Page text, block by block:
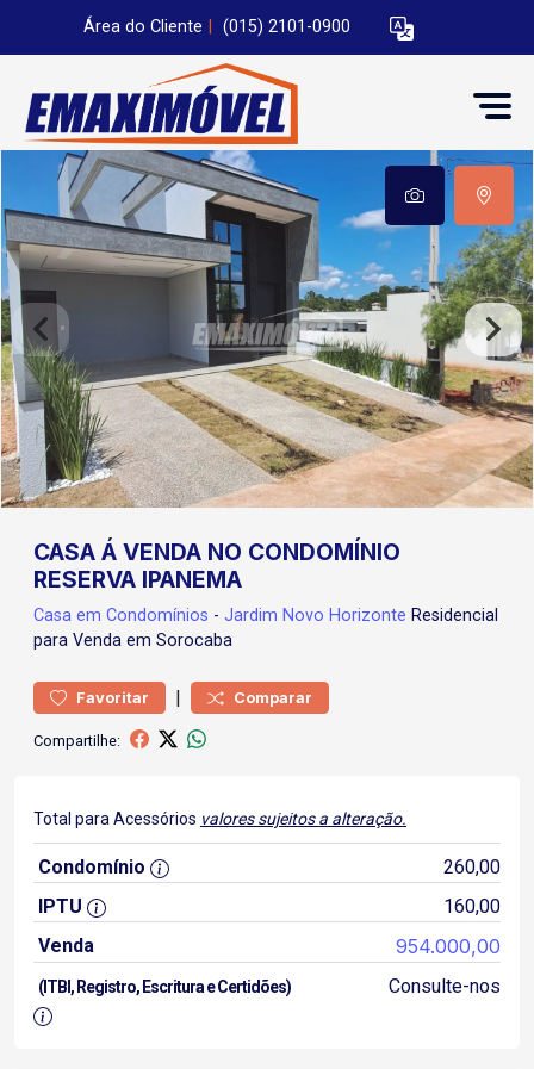
Área do Cliente (015) 2101-0900
CASA Á VENDA NO CONDOMÍNIO
RESERVA IPANEMA
Casa em Condomínios - Jardim Novo Horizonte Residencial
para Venda em Sorocaba
Favoritar | Comparar
Compartilhe:
Total para Acessórios valores sujeitos a alteração.
Condomínio
260,00
IPTU
160,00
Venda
954.000,00
(ITBI, Registro, Escritura e Certidões) Consulte-nos